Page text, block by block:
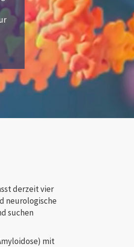
derzeit vier
neurologische
suchen
mit